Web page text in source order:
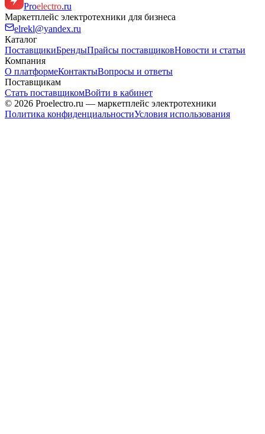
Proelectro.ru
Маркетплейс электротехники для бизнеса
elrekl@yandex.ru
Каталог
ПоставщикиБрендыПрайсы поставщиковНовости и статьи
Компания
О платформеКонтактыВопросы и ответы
Поставщикам
Стать поставщикомВойти в кабинет
© 2026 Proelectro.ru — маркетплейс электротехники
Политика конфиденциальностиУсловия использования